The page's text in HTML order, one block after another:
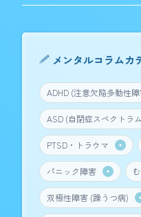
メンタルコラムカ
ADHD (注意欠陥多動性
ASD (自閉症スペクトラ
PTSD・トラウマ
パニック障害
双極性障害 (躁うつ病)